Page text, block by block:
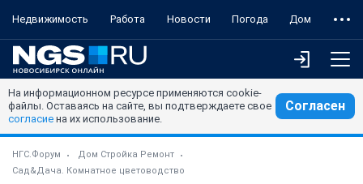
Недвижимость Работа Новости Погода Дом
На информационном ресурсе применяются cookie-
файлы. Оставаясь на сайте, вы подтверждаете свое
согласие на их использование.
Согласен
НГС.Форум
Дом Стройка Ремонт
Сад&Дача. Комнатное цветоводство